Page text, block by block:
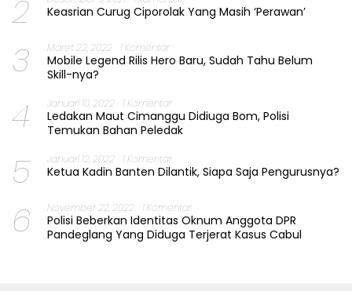
2 Keasrian Curug Ciporolak Yang Masih ‘Perawan’
3 Maret 22, 2022 1 Komentar
Mobile Legend Rilis Hero Baru, Sudah Tahu Belum
Skill-nya?
4 Januari 10, 2022 1 Komentar
Ledakan Maut Cimanggu Didiuga Bom, Polisi
Temukan Bahan Peledak
5 Januari 12, 2022 1 Komentar
Ketua Kadin Banten Dilantik, Siapa Saja Pengurusnya?
6 November 22, 2022 1 Komentar
Polisi Beberkan Identitas Oknum Anggota DPR
Pandeglang Yang Diduga Terjerat Kasus Cabul